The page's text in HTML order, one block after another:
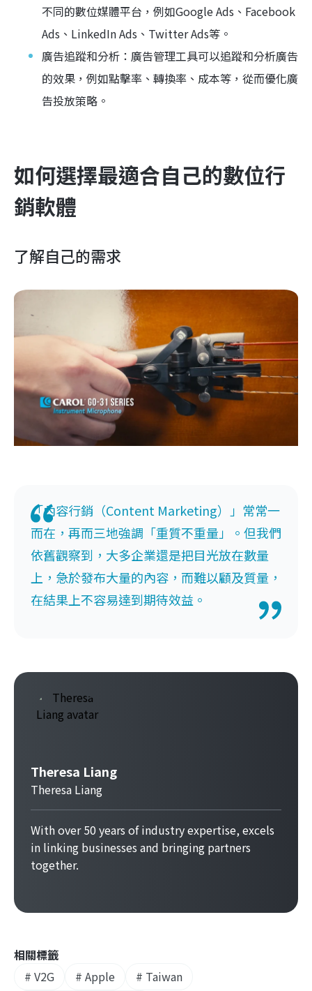
不同的數位媒體平台，例如Google Ads、Facebook
Ads、LinkedIn Ads、Twitter Ads等。
廣告追蹤和分析：廣告管理工具可以追蹤和分析廣告
的效果，例如點擊率、轉換率、成本等，從而優化廣
告投放策略。
如何選擇最適合自己的數位行
銷軟體
了解自己的需求
「內容行銷（Content Marketing）」常常一
而在，再而三地強調「重質不重量」。但我們
依舊觀察到，大多企業還是把目光放在數量
上，急於發布大量的內容，而難以顧及質量，
在結果上不容易達到期待效益。
Theresa Liang
Theresa Liang
With over 50 years of industry expertise, excels
in linking businesses and bringing partners
together.
相關標籤
# V2G # Apple # Taiwan